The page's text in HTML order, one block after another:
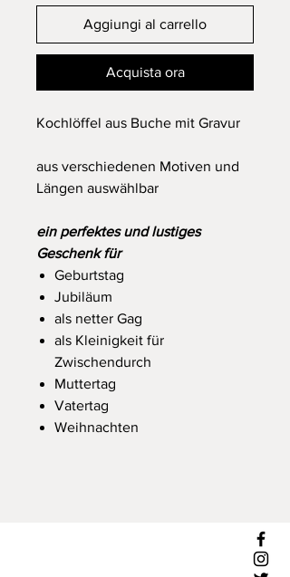
Aggiungi al carrello
Acquista ora
Kochlöffel aus Buche mit Gravur
aus verschiedenen Motiven und
Längen auswählbar
ein perfektes und lustiges
Geschenk für
Geburtstag
Jubiläum
als netter Gag
als Kleinigkeit für
Zwischendurch
Muttertag
Vatertag
Weihnachten